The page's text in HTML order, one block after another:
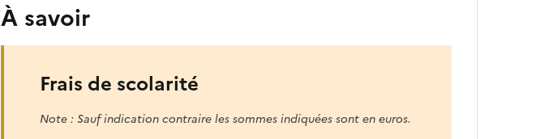
À savoir
Frais de scolarité
Note : Sauf indication contraire les sommes indiquées sont en euros.